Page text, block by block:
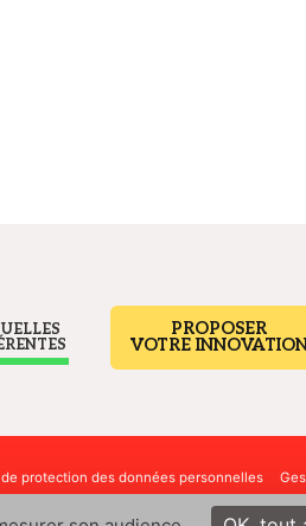
PROPOSER
VOTRE
protection des données personnelles